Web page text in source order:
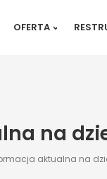
OFERTA
(oddłużanie)
Antywindykacja
na
aktualna na